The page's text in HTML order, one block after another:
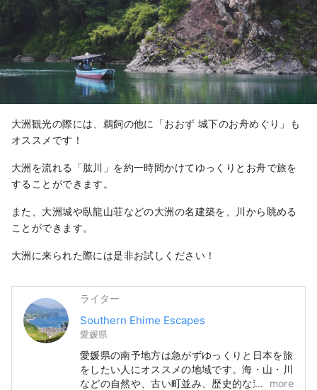
大洲観光の際には、鵜飼の他に「おおず 城下のお舟めぐり」も
オススメです！
大洲を流れる「肱川」を約一時間かけてゆっくりとお舟で旅を
することができます。
また、大洲城や臥龍山荘などの大洲の名建築を、川から眺める
ことができます。
大洲に来られた際には是非お試しください！
ライター
Southern Ehime Escapes
愛媛県
愛媛県の南予地方は急がずゆっくりと日本を旅
をしたい人にオススメの地域です。海・山・川
などの自然や、古い町並み、歴史的な遺産が共
more